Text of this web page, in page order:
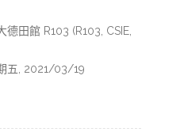
館 R103 (R103, CSIE,
, 2021/03/19